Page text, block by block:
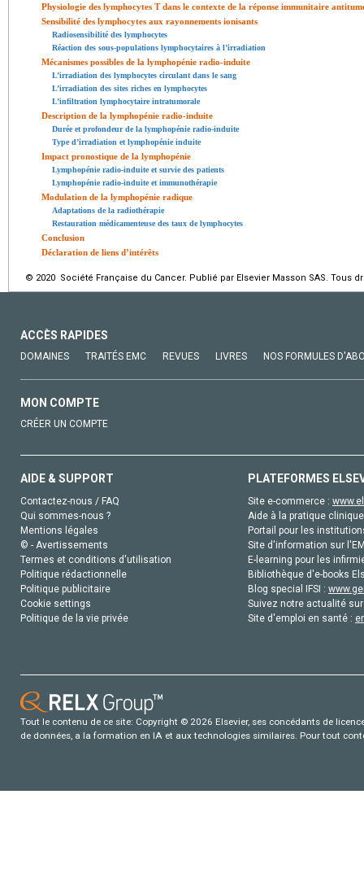
Physiologie des lymphocytes T dans le contexte de la réponse immunitaire
Sensibilité des lymphocytes aux rayonnements ionisants
Radiosensibilité des lymphocytes
Réaction des sous-populations lymphocytaires à l’irradiation
Mécanismes possibles de la lymphopénie radio-induite
L’irradiation des lymphocytes circulant dans le sang
L’irradiation des sites riches en lymphocytes
L’infiltration lymphocytaire intratumorale
Description de la lymphopénie radio-induite
Durée et profondeur de la lymphopénie radio-induite
Type d’irradiation et lymphopénie induite
Impact pronostique de la lymphopénie
Lymphopénie radio-induite et survie des patients
Lymphopénie radio-induite et immunothérapie
Modulation de la lymphopénie radique
Adaptations de la radiothérapie
Restauration médicamenteuse des taux de lymphocytes
Conclusion
Déclaration de liens d’intérêts
© 2020 Société Française du Cancer. Publié par Elsevier Masson SAS. Tous
ACCÈS RAPIDES
DOMAINES TRAITÉS EMC REVUES LIVRES NOS FORMULES
MON COMPTE
CRÉER UN COMPTE
AIDE & SUPPORT
Contactez-nous / FAQ
Qui sommes-nous ?
Mentions légales
© - Avertissements
Termes et conditions d'utilisation
Politique rédactionnelle
Politique publicitaire
Cookie settings
Politique de la vie privée
PLATEFORMES
Site e-commerce :
Aide à la pratique
Portail pour les
Site d'information sur
E-learning pour les
Bibliothèque d'e-books
Blog special IFSI :
Suivez notre actualité
Site d'emploi en santé :
Tout le contenu de ce site: Copyright © 2026 Elsevier, ses concédants de
de données, a la formation en IA et aux technologies similaires. Pour tout